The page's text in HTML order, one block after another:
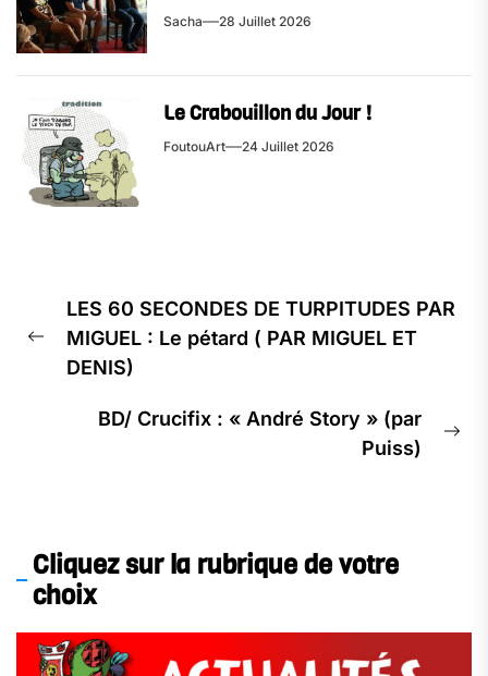
Sacha 28 Juillet 2026
Le Crabouillon du Jour !
FoutouArt 24 Juillet 2026
LES 60 SECONDES DE TURPITUDES PAR
MIGUEL : Le pétard ( PAR MIGUEL ET
DENIS)
BD/ Crucifix : « André Story » (par
Puiss)
Cliquez sur la rubrique de votre
choix